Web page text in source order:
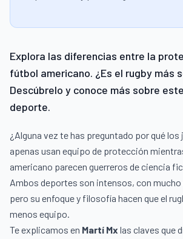
Explora las diferencias entre la
fútbol americano. ¿Es el rugby más
Descúbrelo y conoce más sobre
deporte.
¿Alguna vez te has preguntado por qué los
apenas usan equipo de protección
americano parecen guerreros de ciencia
Ambos deportes son intensos, con
pero su enfoque y filosofía hacen que el
menos equipo.
Te explicamos en Martí Mx las claves que